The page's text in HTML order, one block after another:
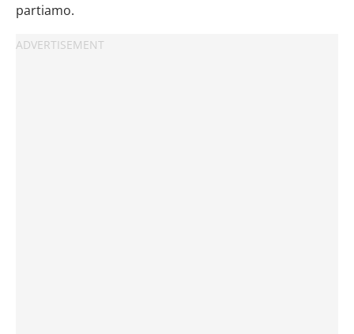
partiamo.